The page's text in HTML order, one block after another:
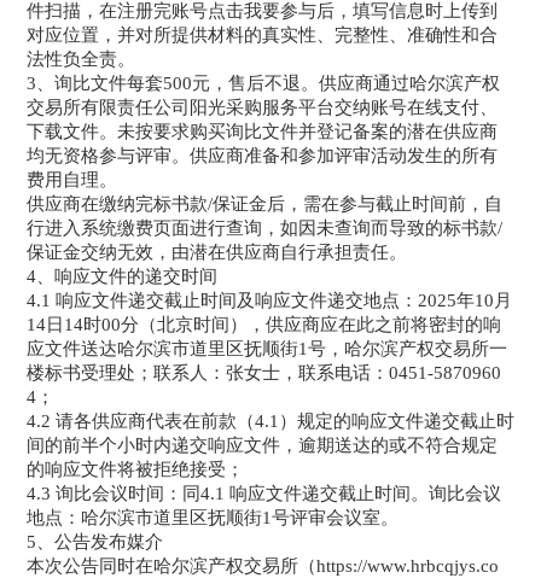
件扫描，在注册完账号点击我要参与后，填写信息时上传到
对应位置，并对所提供材料的真实性、完整性、准确性和合
法性负全责。
3、询比文件每套500元，售后不退。供应商通过哈尔滨产权
交易所有限责任公司阳光采购服务平台交纳账号在线支付、
下载文件。未按要求购买询比文件并登记备案的潜在供应商
均无资格参与评审。供应商准备和参加评审活动发生的所有
费用自理。
供应商在缴纳完标书款/保证金后，需在参与截止时间前，自
行进入系统缴费页面进行查询，如因未查询而导致的标书款/
保证金交纳无效，由潜在供应商自行承担责任。
4、响应文件的递交时间
4.1 响应文件递交截止时间及响应文件递交地点：2025年10月
14日14时00分（北京时间），供应商应在此之前将密封的响
应文件送达哈尔滨市道里区抚顺街1号，哈尔滨产权交易所一
楼标书受理处；联系人：张女士，联系电话：0451-5870960
4；
4.2 请各供应商代表在前款（4.1）规定的响应文件递交截止时
间的前半个小时内递交响应文件，逾期送达的或不符合规定
的响应文件将被拒绝接受；
4.3 询比会议时间：同4.1 响应文件递交截止时间。询比会议
地点：哈尔滨市道里区抚顺街1号评审会议室。
5、公告发布媒介
本次公告同时在哈尔滨产权交易所（https://www.hrbcqjys.co